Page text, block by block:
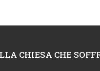
CHIESA CHE